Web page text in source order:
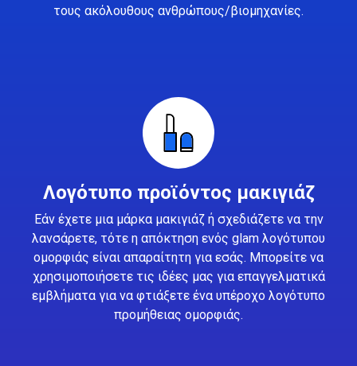
τους ακόλουθους ανθρώπους/βιομηχανίες.
Λογότυπο προϊόντος μακιγιάζ
Εάν έχετε μια μάρκα μακιγιάζ ή σχεδιάζετε να την
λανσάρετε, τότε η απόκτηση ενός glam λογότυπου
ομορφιάς είναι απαραίτητη για εσάς. Μπορείτε να
χρησιμοποιήσετε τις ιδέες μας για επαγγελματικά
εμβλήματα για να φτιάξετε ένα υπέροχο λογότυπο
προμήθειας ομορφιάς.